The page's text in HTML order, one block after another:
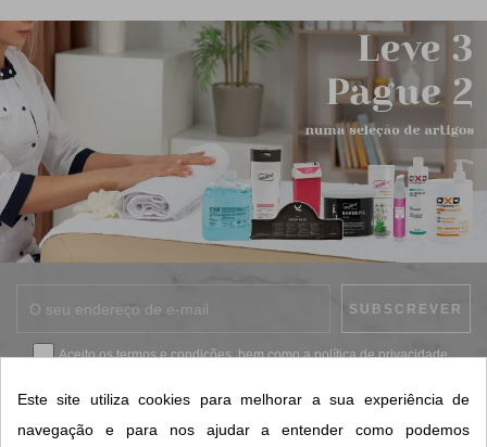
Aceito ostermos e condições, bem como apolítica de privacidade.
Este site utiliza cookies para melhorar a sua experiência de
navegação e para nos ajudar a entender como podemos